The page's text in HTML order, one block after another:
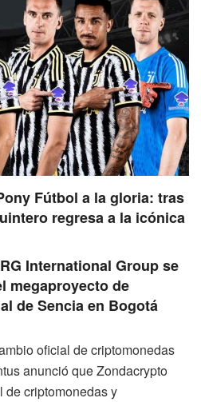
Fútbol a la gloria: tras
regresa a la icónica
International Group se
megaproyecto de
de Sencia en Bogotá
oficial de criptomonedas
anunció que Zondacrypto
de criptomonedas y